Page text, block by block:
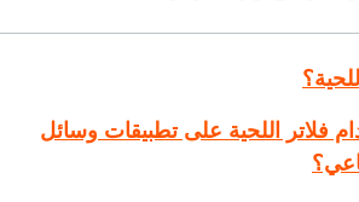
فلاتر اللحية على تطبيقات وسائل